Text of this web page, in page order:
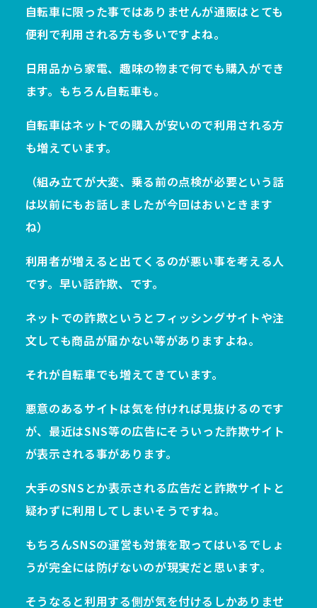
自転車に限った事ではありませんが通販はとても
便利で利用される方も多いですよね。
日用品から家電、趣味の物まで何でも購入ができ
ます。もちろん自転車も。
自転車はネットでの購入が安いので利用される方
も増えています。
（組み立てが大変、乗る前の点検が必要という話
は以前にもお話しましたが今回はおいときます
ね）
利用者が増えると出てくるのが悪い事を考える人
です。早い話詐欺、です。
ネットでの詐欺というとフィッシングサイトや注
文しても商品が届かない等がありますよね。
それが自転車でも増えてきています。
悪意のあるサイトは気を付ければ見抜けるのです
が、最近はSNS等の広告にそういった詐欺サイト
が表示される事があります。
大手のSNSとか表示される広告だと詐欺サイトと
疑わずに利用してしまいそうですね。
もちろんSNSの運営も対策を取ってはいるでしょ
うが完全には防げないのが現実だと思います。
そうなると利用する側が気を付けるしかありませ